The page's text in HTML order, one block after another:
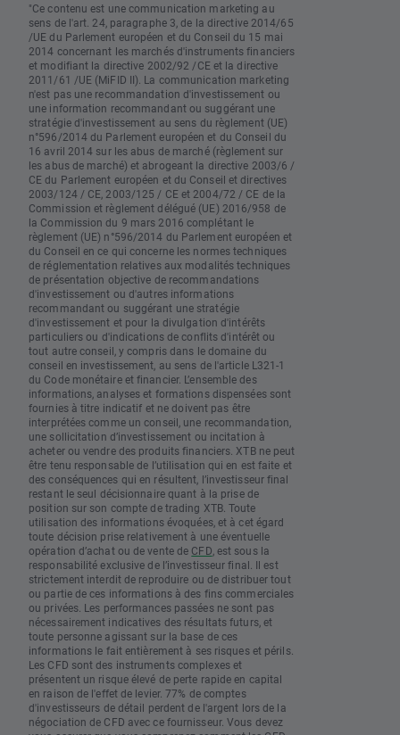
"Ce contenu est une communication marketing au
sens de l'art. 24, paragraphe 3, de la directive 2014/65
/UE du Parlement européen et du Conseil du 15 mai
2014 concernant les marchés d'instruments financiers
et modifiant la directive 2002/92 /CE et la directive
2011/61 /UE (MiFID II). La communication marketing
n'est pas une recommandation d'investissement ou
une information recommandant ou suggérant une
stratégie d'investissement au sens du règlement (UE)
n°596/2014 du Parlement européen et du Conseil du
16 avril 2014 sur les abus de marché (règlement sur
les abus de marché) et abrogeant la directive 2003/6 /
CE du Parlement européen et du Conseil et directives
2003/124 / CE, 2003/125 / CE et 2004/72 / CE de la
Commission et règlement délégué (UE) 2016/958 de
la Commission du 9 mars 2016 complétant le
règlement (UE) n°596/2014 du Parlement européen et
du Conseil en ce qui concerne les normes techniques
de réglementation relatives aux modalités techniques
de présentation objective de recommandations
d'investissement ou d'autres informations
recommandant ou suggérant une stratégie
d'investissement et pour la divulgation d'intérêts
particuliers ou d'indications de conflits d'intérêt ou
tout autre conseil, y compris dans le domaine du
conseil en investissement, au sens de l'article L321-1
du Code monétaire et financier. L’ensemble des
informations, analyses et formations dispensées sont
fournies à titre indicatif et ne doivent pas être
interprétées comme un conseil, une recommandation,
une sollicitation d’investissement ou incitation à
acheter ou vendre des produits financiers. XTB ne peut
être tenu responsable de l’utilisation qui en est faite et
des conséquences qui en résultent, l’investisseur final
restant le seul décisionnaire quant à la prise de
position sur son compte de trading XTB. Toute
utilisation des informations évoquées, et à cet égard
toute décision prise relativement à une éventuelle
opération d’achat ou de vente de CFD, est sous la
responsabilité exclusive de l’investisseur final. Il est
strictement interdit de reproduire ou de distribuer tout
ou partie de ces informations à des fins commerciales
ou privées. Les performances passées ne sont pas
nécessairement indicatives des résultats futurs, et
toute personne agissant sur la base de ces
informations le fait entièrement à ses risques et périls.
Les CFD sont des instruments complexes et
présentent un risque élevé de perte rapide en capital
en raison de l'effet de levier. 77% de comptes
d'investisseurs de détail perdent de l'argent lors de la
négociation de CFD avec ce fournisseur. Vous devez